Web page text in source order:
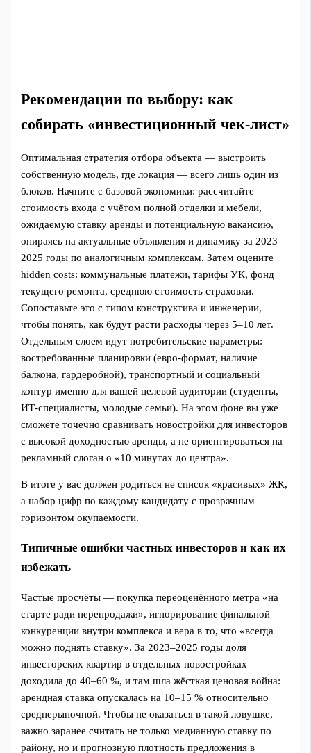
Рекомендации по выбору: как
собирать «инвестиционный чек‑лист»
Оптимальная стратегия отбора объекта — выстроить
собственную модель, где локация — всего лишь один из
блоков. Начните с базовой экономики: рассчитайте
стоимость входа с учётом полной отделки и мебели,
ожидаемую ставку аренды и потенциальную вакансию,
опираясь на актуальные объявления и динамику за 2023–
2025 годы по аналогичным комплексам. Затем оцените
hidden costs: коммунальные платежи, тарифы УК, фонд
текущего ремонта, среднюю стоимость страховки.
Сопоставьте это с типом конструктива и инженерии,
чтобы понять, как будут расти расходы через 5–10 лет.
Отдельным слоем идут потребительские параметры:
востребованные планировки (евро-формат, наличие
балкона, гардеробной), транспортный и социальный
контур именно для вашей целевой аудитории (студенты,
ИТ-специалисты, молодые семьи). На этом фоне вы уже
сможете точечно сравнивать новостройки для инвесторов
с высокой доходностью аренды, а не ориентироваться на
рекламный слоган о «10 минутах до центра».
В итоге у вас должен родиться не список «красивых» ЖК,
а набор цифр по каждому кандидату с прозрачным
горизонтом окупаемости.
Типичные ошибки частных инвесторов и как их
избежать
Частые просчёты — покупка переоценённого метра «на
старте ради перепродажи», игнорирование финальной
конкуренции внутри комплекса и вера в то, что «всегда
можно поднять ставку». За 2023–2025 годы доля
инвесторских квартир в отдельных новостройках
доходила до 40–60 %, и там шла жёсткая ценовая война:
арендная ставка опускалась на 10–15 % относительно
среднерыночной. Чтобы не оказаться в такой ловушке,
важно заранее считать не только медианную ставку по
району, но и прогнозную плотность предложения в